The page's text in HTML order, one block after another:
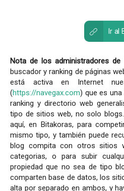
Ir al
Nota de los administradores de
buscador y ranking de páginas
está activa en Internet
(https://navegax.com) que es
ranking y directorio web
tipo de sitios web, no solo
aquí, en Bitakoras, para
mismo tipo, y también puede
blog compita con otros sitios
categorias, o para subir
propiedad que no sea de tipo
comparten base de datos, los
alta por separado en ambos, y